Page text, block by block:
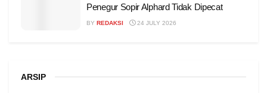
Penegur Sopir Alphard Tidak Dipecat
BY REDAKSI 24 JULY 2026
ARSIP